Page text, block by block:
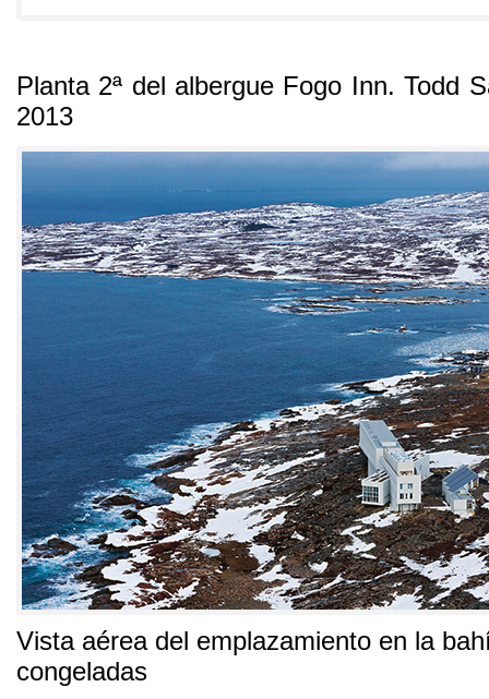
Planta 2ª del albergue Fogo Inn. Todd
2013
Vista aérea del emplazamiento en la
congeladas